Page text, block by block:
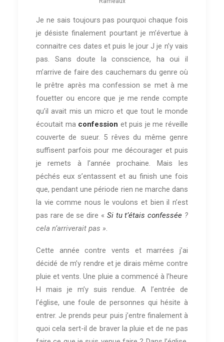
Je ne sais toujours pas pourquoi chaque fois
je désiste finalement pourtant je m’évertue à
connaitre ces dates et puis le jour J je n’y vais
pas. Sans doute la conscience, ha oui il
m’arrive de faire des cauchemars du genre où
le prêtre après ma confession se met à me
fouetter ou encore que je me rende compte
qu’il avait mis un micro et que tout le monde
écoutait ma confession et puis je me réveille
couverte de sueur. 5 rêves du même genre
suffisent parfois pour me décourager et puis
je remets à l’année prochaine. Mais les
péchés eux s’entassent et au finish une fois
que, pendant une période rien ne marche dans
la vie comme nous le voulons et bien il n’est
pas rare de se dire « Si tu t’étais confessée ?
cela n’arriverait pas ».
Cette année contre vents et marrées j’ai
décidé de m’y rendre et je dirais même contre
pluie et vents. Une pluie a commencé à l’heure
H mais je m’y suis rendue. A l’entrée de
l’église, une foule de personnes qui hésite à
entrer. Je prends peur puis j’entre finalement à
quoi cela sert-il de braver la pluie et de ne pas